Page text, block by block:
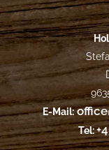
E-Mail:
Tel: